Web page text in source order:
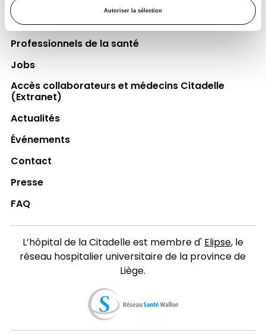
Autoriser la sélection
Espace Patient
Professionnels de la santé
Jobs
Accès collaborateurs et médecins Citadelle
(Extranet)
Actualités
Événements
Contact
Presse
FAQ
L’hôpital de la Citadelle est membre d'Elipse, le
réseau hospitalier universitaire de la province de
Liège.